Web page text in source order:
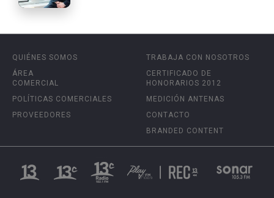
QUIÉNES SOMOS
ÁREA
COMERCIAL
POLÍTICAS COMERCIALES
PROVEEDORES
TRABAJA CON NOSOTROS
CERTIFICADO DE
HONORARIOS 2012
MEDICIÓN ANTENAS
CONTACTO
BRANDED CONTENT